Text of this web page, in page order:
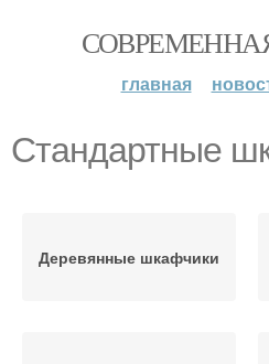
главная
Стандартные
Деревянные шкафчики